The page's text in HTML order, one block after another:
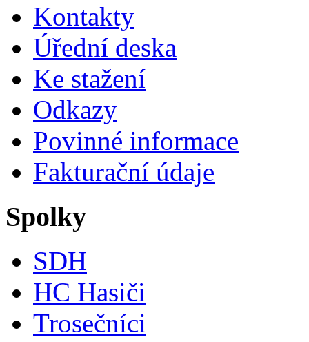
Kontakty
Úřední deska
Ke stažení
Odkazy
Povinné informace
Fakturační údaje
Spolky
SDH
HC Hasiči
Trosečníci